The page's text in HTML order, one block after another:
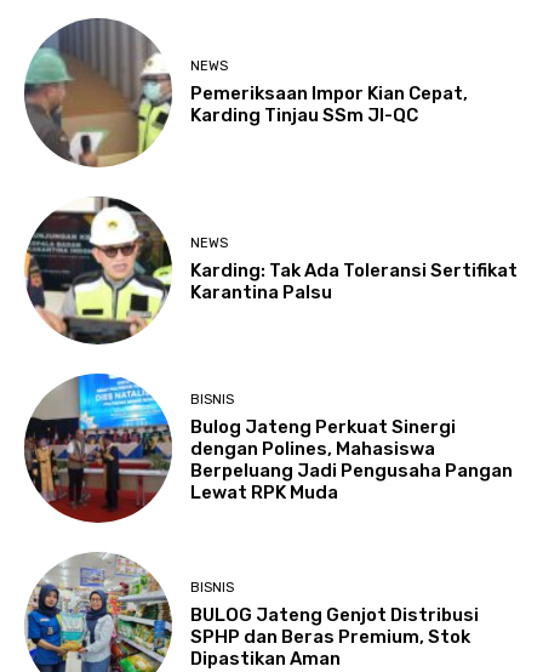
NEWS
Pemeriksaan Impor Kian Cepat,
Karding Tinjau SSm JI-QC
NEWS
Karding: Tak Ada Toleransi Sertifikat
Karantina Palsu
BISNIS
Bulog Jateng Perkuat Sinergi
dengan Polines, Mahasiswa
Berpeluang Jadi Pengusaha Pangan
Lewat RPK Muda
BISNIS
BULOG Jateng Genjot Distribusi
SPHP dan Beras Premium, Stok
Dipastikan Aman